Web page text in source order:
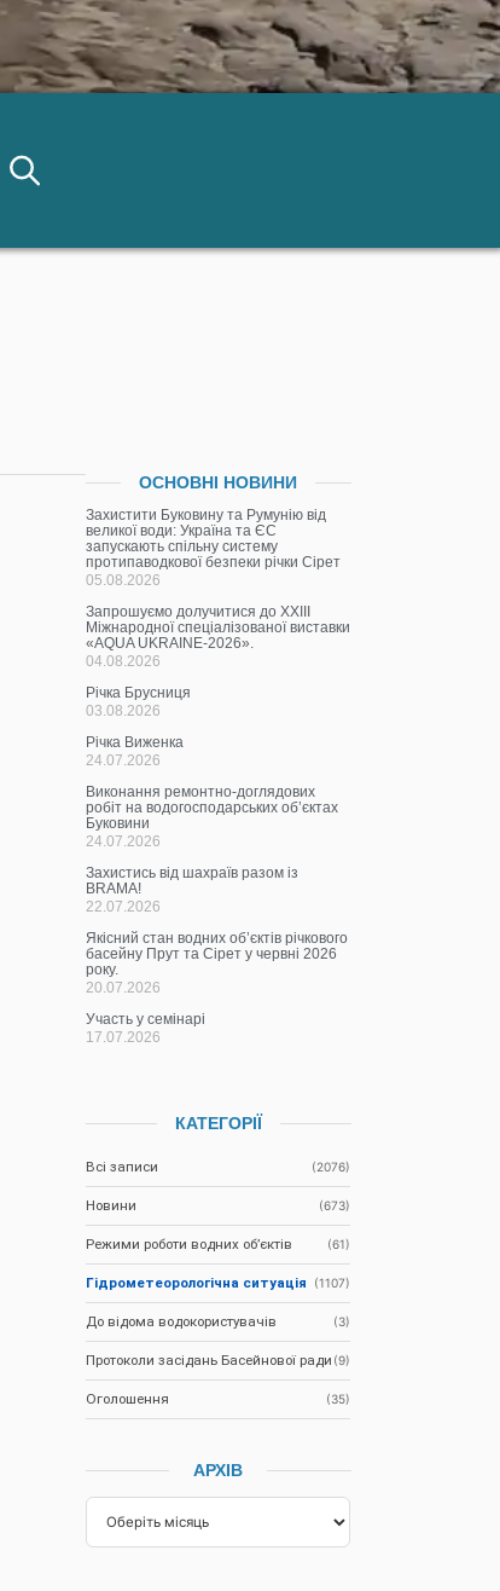
ОСНОВНІ НОВИНИ
Захистити Буковину та Румунію від
великої води: Україна та ЄС
запускають спільну систему
протипаводкової безпеки річки Сірет
05.08.2026
Запрошуємо долучитися до ХХІІІ
Міжнародної спеціалізованої виставки
«AQUA UKRAINE-2026».
04.08.2026
Річка Брусниця
03.08.2026
Річка Виженка
24.07.2026
Виконання ремонтно-доглядових
робіт на водогосподарських об’єктах
Буковини
24.07.2026
Захистись від шахраїв разом із
BRAMA!
22.07.2026
Якісний стан водних об’єктів річкового
басейну Прут та Сірет у червні 2026
року.
20.07.2026
Участь у семінарі
17.07.2026
КАТЕГОРІЇ
Всі записи (2076)
Новини (673)
Режими роботи водних об’єктів (61)
Гідрометеорологічна ситуація (1107)
До відома водокористувачів (3)
Протоколи засідань Басейнової ради (9)
Оголошення (35)
АРХІВ